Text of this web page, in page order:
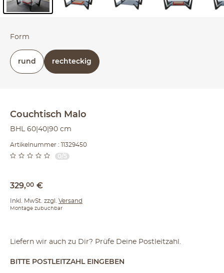
Couchtisch Malo
BHL 60|40|90 cm
Artikelnummer : 11329450
0/5
329,00 €
Inkl. MwSt. zzgl. Versand
Montage zubuchbar
Form
rund rechteckig
Liefern wir auch zu Dir? Prüfe Deine Postleitzahl.
BITTE POSTLEITZAHL EINGEBEN